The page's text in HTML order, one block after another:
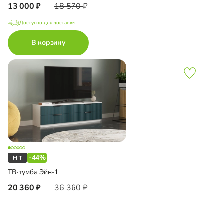
13 000 18 570
Доступно для доставки
В корзину
-44%
ТВ-тумба Эйн-1
20 360 36 360